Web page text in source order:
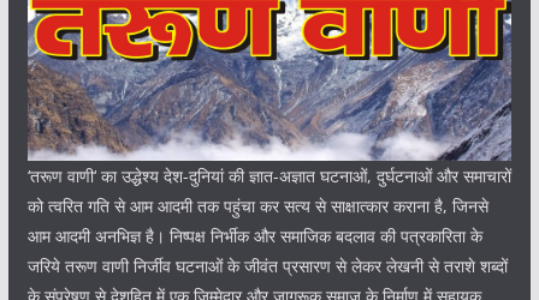
‘तरूण वाणी‘ का उद्धेश्य देश-दुनियां की ज्ञात-अज्ञात घटनाओं, दुर्घटनाओं और समाचारों
को त्वरित गति से आम आदमी तक पहुंचा कर सत्य से साक्षात्कार कराना है, जिनसे
आम आदमी अनभिज्ञ है। निष्पक्ष निर्भीक और समाजिक बदलाव की पत्रकारिता के
जरिये तरूण वाणी निर्जीव घटनाओं के जीवंत प्रसारण से लेकर लेखनी से तराशे शब्दों